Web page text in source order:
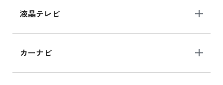
液晶テレビ
カーナビ
iPhone 15 128GB の新品買取価格